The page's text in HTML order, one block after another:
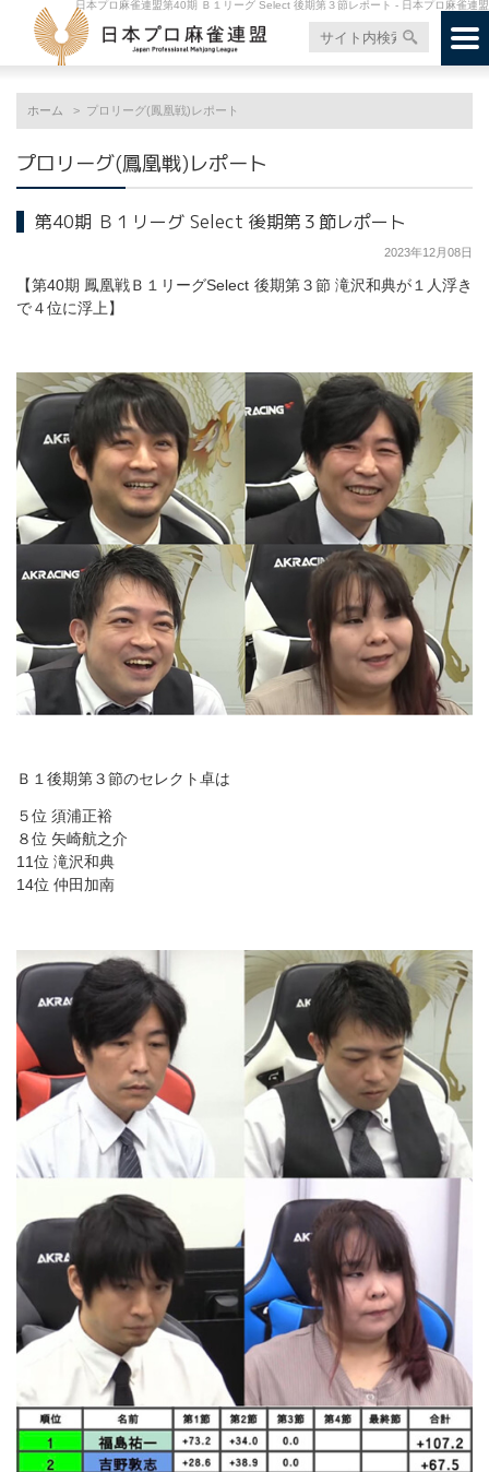
日本プロ麻雀連盟第40期 Ｂ１リーグ Select 後期第３節レポート - 日本プロ麻雀連盟
ホーム プロリーグ(鳳凰戦)レポート
プロリーグ(鳳凰戦)レポート
第40期 Ｂ１リーグ Select 後期第３節レポート
2023年12月08日
【第40期 鳳凰戦Ｂ１リーグSelect 後期第３節 滝沢和典が１人浮き
で４位に浮上】
Ｂ１後期第３節のセレクト卓は
５位 須浦正裕
８位 矢崎航之介
11位 滝沢和典
14位 仲田加南